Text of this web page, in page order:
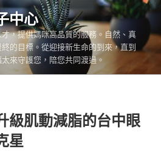
中心
，提供媽咪高品質的服務。自然、真
的目標。從迎接新生命的到來，直到
來守護您，陪您共同渡過。
級肌動減脂的台中眼
星